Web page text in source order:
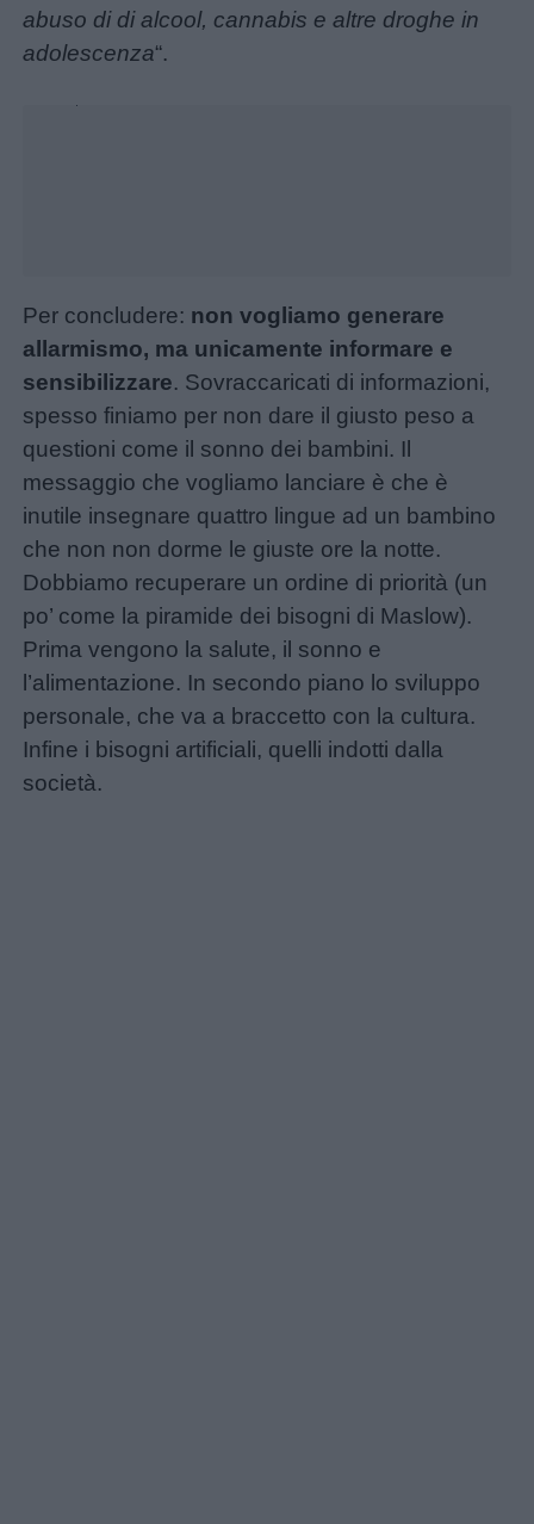
Feste
Lavoretti
Nomi
maschili
Nomi
femminili
Frasi
e
aforismi
Buongiorno
abuso di di alcool, cannabis e altre droghe in
adolescenza“.
Per concludere: non vogliamo generare
allarmismo, ma unicamente informare e
sensibilizzare. Sovraccaricati di informazioni,
spesso finiamo per non dare il giusto peso a
questioni come il sonno dei bambini. Il
messaggio che vogliamo lanciare è che è
inutile insegnare quattro lingue ad un bambino
che non non dorme le giuste ore la notte.
Dobbiamo recuperare un ordine di priorità (un
po’ come la piramide dei bisogni di Maslow).
Prima vengono la salute, il sonno e
l’alimentazione. In secondo piano lo sviluppo
personale, che va a braccetto con la cultura.
Infine i bisogni artificiali, quelli indotti dalla
società.